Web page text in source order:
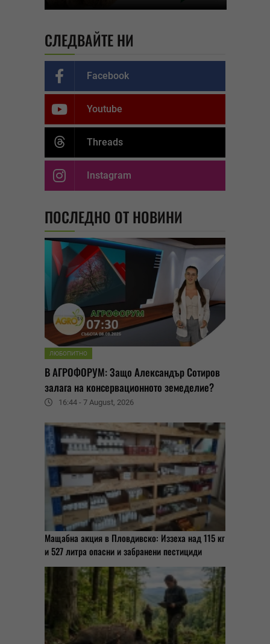
СЛЕДВАЙТЕ НИ
Facebook
Youtube
Threads
Instagram
ПОСЛЕДНО ОТ НОВИНИ
ЛЮБОПИТНО
В АГРОФОРУМ: Защо Александър Сотиров
залага на консервационното земеделие?
16:44 - 7 August, 2026
Мащабна акция в Пловдивско: Иззеха над 115 кг
и 527 литра опасни и забранени пестициди